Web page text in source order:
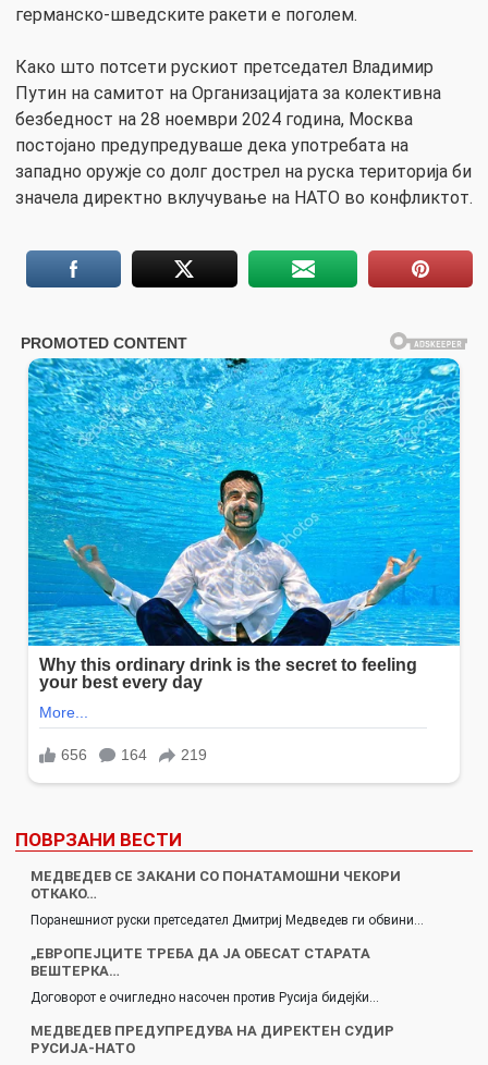
германско-шведските ракети е поголем.
Како што потсети рускиот претседател Владимир
Путин на самитот на Организацијата за колективна
безбедност на 28 ноември 2024 година, Москва
постојано предупредуваше дека употребата на
западно оружје со долг дострел на руска територија би
значела директно вклучување на НАТО во конфликтот.
ПОВРЗАНИ ВЕСТИ
МЕДВЕДЕВ СЕ ЗАКАНИ СО ПОНАТАМОШНИ ЧЕКОРИ
ОТКАКО…
Поранешниот руски претседател Дмитриј Медведев ги обвини…
„ЕВРОПЕЈЦИТЕ ТРЕБА ДА JA OБEСAT СТАРАТА
ВЕШТЕРКА…
Договорот е очигледно насочен против Русија бидејќи…
МЕДВЕДЕВ ПРЕДУПРЕДУВА НА ДИРЕКТЕН СУДИР
РУСИЈА-НАТО